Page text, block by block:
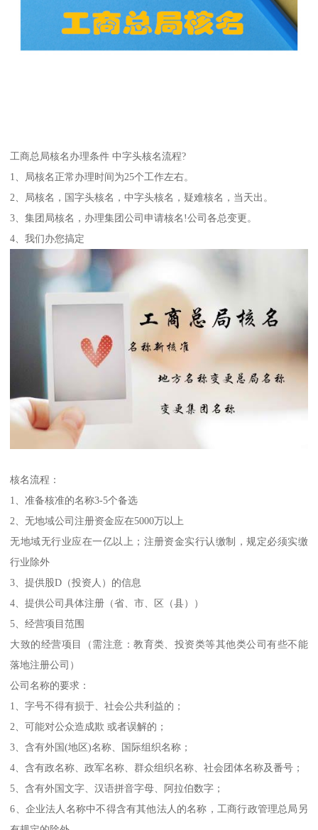
工商总局核名办理条件 中字头核名流程?
1、局核名正常办理时间为25个工作左右。
2、局核名，国字头核名，中字头核名，疑难核名，当天出。
3、集团局核名，办理集团公司申请核名!公司各总变更。
4、我们办您搞定
核名流程：
1、准备核准的名称3-5个备选
2、无地域公司注册资金应在5000万以上
无地域无行业应在一亿以上；注册资金实行认缴制，规定必须实缴
行业除外
3、提供股D（投资人）的信息
4、提供公司具体注册（省、市、区（县））
5、经营项目范围
大致的经营项目（需注意：教育类、投资类等其他类公司有些不能
落地注册公司）
公司名称的要求：
1、字号不得有损于、社会公共利益的；
2、可能对公众造成欺 或者误解的；
3、含有外国(地区)名称、国际组织名称；
4、含有政名称、政军名称、群众组织名称、社会团体名称及番号；
5、含有外国文字、汉语拼音字母、阿拉伯数字；
6、企业法人名称中不得含有其他法人的名称，工商行政管理总局另